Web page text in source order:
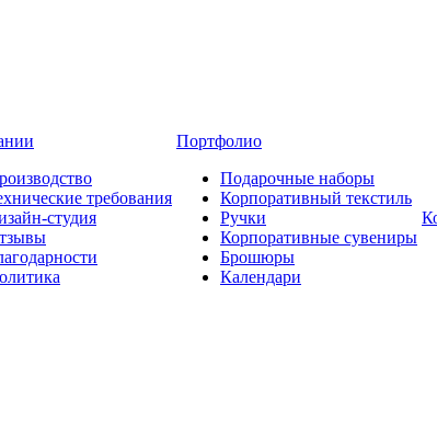
требования
студия
Портфолио
Подарочные наборы
Корпоративный текстиль
Ручки
Корпоративные сувениры
Брошюры
Календари